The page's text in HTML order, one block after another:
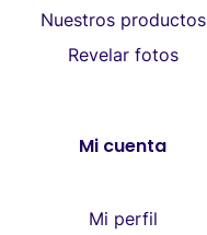
Nuestros productos
Revelar fotos
Mi cuenta
Mi perfil